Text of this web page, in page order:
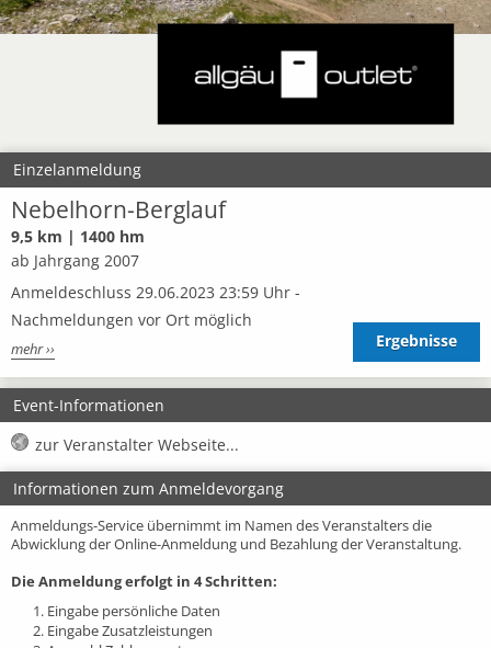
Einzelanmeldung
Nebelhorn-Berglauf
9,5 km | 1400 hm
ab Jahrgang 2007
Anmeldeschluss 29.06.2023 23:59 Uhr -
Nachmeldungen vor Ort möglich
mehr ›› Ergebnisse
Event-Informationen
zur Veranstalter Webseite...
Informationen zum Anmeldevorgang
Anmeldungs-Service übernimmt im Namen des Veranstalters die
Abwicklung der Online-Anmeldung und Bezahlung der Veranstaltung.
Die Anmeldung erfolgt in 4 Schritten:
1. Eingabe persönliche Daten
2. Eingabe Zusatzleistungen